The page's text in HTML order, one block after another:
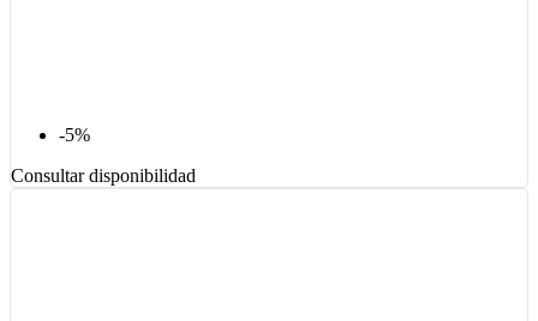
-5%
Consultar disponibilidad